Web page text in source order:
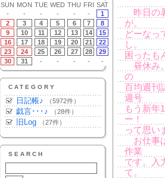
SUN MON TUE WED THU FRI SAT
-
- - - - -
1
2
3 4 5 6 7
8
9
10 11 12 13 14
15
16
17 18 19 20 21
22
23
24 25 26 27 28
29
30
31 - - - - -
CATEGORY
日記帳♪ （5972件）
戯言･･･♪ （28件）
旧Log （27件）
SEARCH
昨日の
が。
どーなっ
し。
困ったも
昼休み
の
百均週刊
週号
もう新年
ー！
って思い
お仕事
作業
です。入
て。